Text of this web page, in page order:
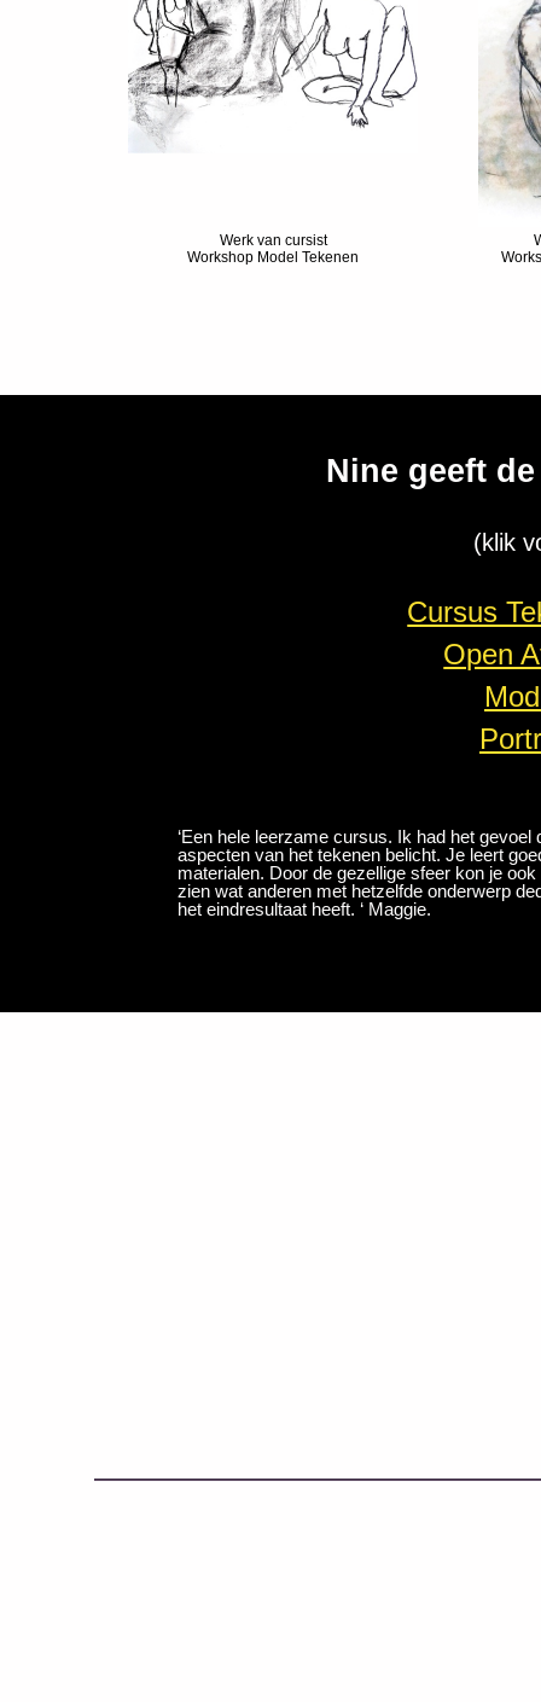
Werk van cursist
Workshop Model Tekenen
(klik
Cursus
Open
‘Een hele leerzame cursus. Ik had het
aspecten van het tekenen belicht. Je leert
materialen. Door de gezellige sfeer kon je
zien wat anderen met hetzelfde onderwerp
het eindresultaat heeft. ‘ Maggie.
Nine geeft